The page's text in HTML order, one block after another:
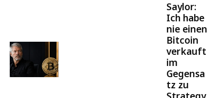
Saylor:
Ich habe
nie einen
Bitcoin
verkauft
im
Gegensa
tz zu